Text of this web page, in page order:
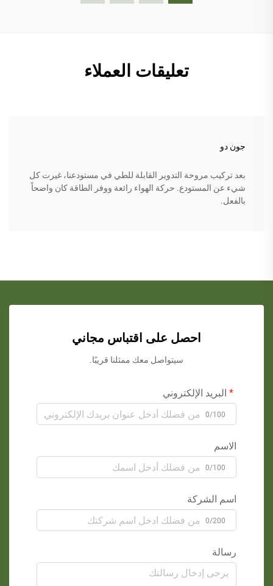
تعليقات العملاء
جون دو
بعد تركيب مروحة التدوير القابلة للطي في مستودعنا، غيرت كل
شيء عن المستودع. حركة الهواء رائعة ووفر الطاقة كان واضحاً
بالفعل.
احصل على اقتباس مجاني
سيتواصل معك ممثلنا قريبًا.
البريد الإلكتروني
0/100
الاسم
0/100
اسم الشركة
0/200
رسالة